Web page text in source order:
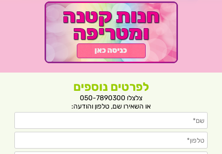
לפרטים נוספים
צלצלו 050-7890300
או השאירו שם, טלפון והודעה: